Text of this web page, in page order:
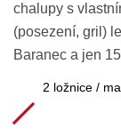
chalupy s
(posezení, gril)
Baranec a jen
2 ložnice /